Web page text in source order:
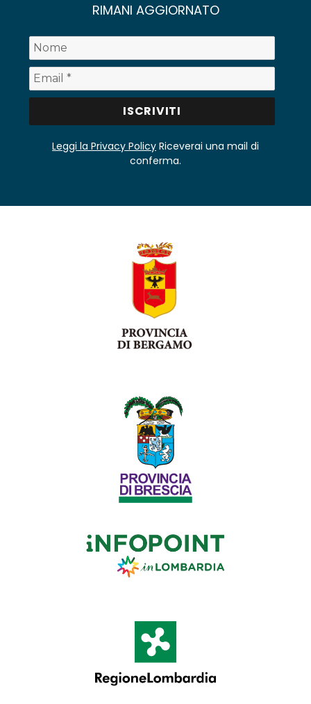
RIMANI AGGIORNATO
Leggi la Privacy Policy Riceverai una mail di
conferma.